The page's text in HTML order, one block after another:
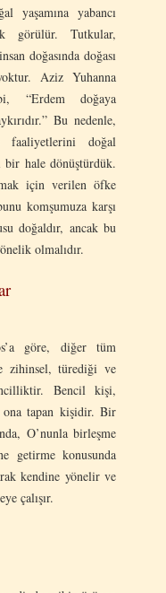
yaşamına yabancı
görülür. Tutkular,
doğasında doğası
Aziz Yuhanna
“Erdem doğaya
Bu nedenle,
doğal
bir hale dönüştürdük.
için verilen öfke
komşumuza karşı
doğaldır, ancak bu
olmalıdır.
göre, diğer tüm
zihinsel, türediği ve
Bencil kişi,
ona tapan kişidir. Bir
O’nunla birleşme
getirme konusunda
kendine yönelir ve
çalışır.